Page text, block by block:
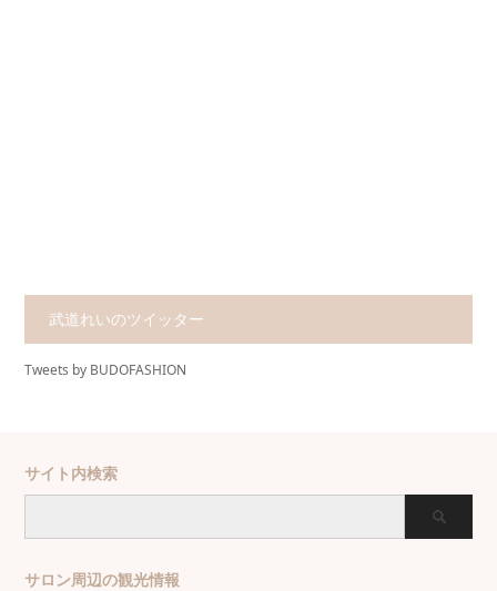
武道れいのツイッター
Tweets by BUDOFASHION
サイト内検索
サロン周辺の観光情報